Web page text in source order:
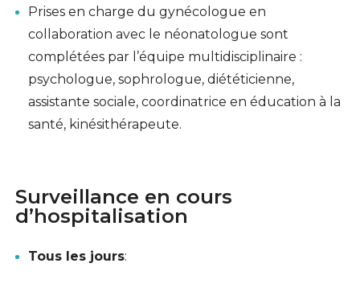
Prises en charge du gynécologue en
collaboration avec le néonatologue sont
complétées par l’équipe multidisciplinaire :
psychologue, sophrologue, diététicienne,
assistante sociale, coordinatrice en éducation à la
santé, kinésithérapeute.
Surveillance en cours
d’hospitalisation
Tous les jours: